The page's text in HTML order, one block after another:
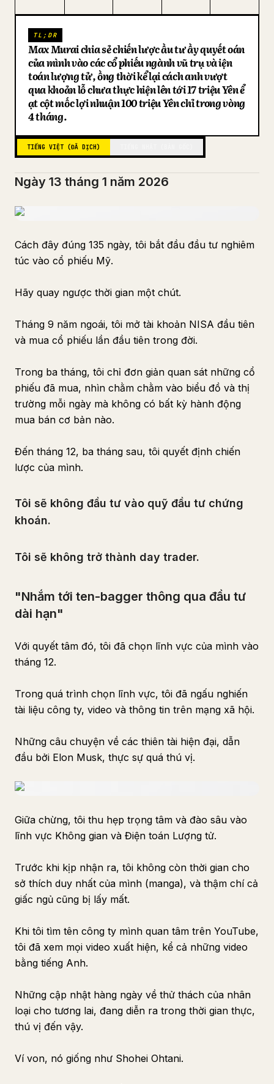
Blog
Cập nhật
TL;DR
Max Murai chia sẻ chiến lược đầu tư đầy quyết đoán
của mình vào các cổ phiếu ngành vũ trụ và điện
toán lượng tử, đồng thời kể lại cách anh vượt
qua khoản lỗ chưa thực hiện lên tới 17 triệu Yên để
đạt cột mốc lợi nhuận 100 triệu Yên chỉ trong vòng
4 tháng.
TIẾNG VIỆT (ĐÃ DỊCH)
Ngày 13 tháng 1 năm 2026
Cách đây đúng 135 ngày, tôi bắt đầu đầu tư nghiêm
túc vào cổ phiếu Mỹ.
Hãy quay ngược thời gian một chút.
Tháng 9 năm ngoái, tôi mở tài khoản NISA đầu tiên
và mua cổ phiếu lần đầu tiên trong đời.
Trong ba tháng, tôi chỉ đơn giản quan sát những cổ
phiếu đã mua, nhìn chằm chằm vào biểu đồ và thị
trường mỗi ngày mà không có bất kỳ hành động
mua bán cơ bản nào.
Đến tháng 12, ba tháng sau, tôi quyết định chiến
lược của mình.
Tôi sẽ không đầu tư vào quỹ đầu tư chứng
khoán.
Tôi sẽ không trở thành day trader.
"Nhắm tới ten-bagger thông qua đầu tư
dài hạn"
Với quyết tâm đó, tôi đã chọn lĩnh vực của mình vào
tháng 12.
Trong quá trình chọn lĩnh vực, tôi đã ngấu nghiến
tài liệu công ty, video và thông tin trên mạng xã hội.
Những câu chuyện về các thiên tài hiện đại, dẫn
đầu bởi Elon Musk, thực sự quá thú vị.
Giữa chừng, tôi thu hẹp trọng tâm và đào sâu vào
lĩnh vực Không gian và Điện toán Lượng tử.
Trước khi kịp nhận ra, tôi không còn thời gian cho
sở thích duy nhất của mình (manga), và thậm chí cả
giấc ngủ cũng bị lấy mất.
Khi tôi tìm tên công ty mình quan tâm trên YouTube,
tôi đã xem mọi video xuất hiện, kể cả những video
bằng tiếng Anh.
Những cập nhật hàng ngày về thử thách của nhân
loại cho tương lai, đang diễn ra trong thời gian thực,
thú vị đến vậy.
Ví von, nó giống như Shohei Ohtani.